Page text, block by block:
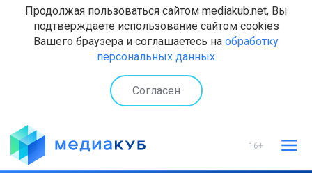
Продолжая пользоваться сайтом mediakub.net, Вы
подтверждаете использование сайтом cookies
Вашего браузера и соглашаетесь на обработку
персональных данных
Согласен
16+